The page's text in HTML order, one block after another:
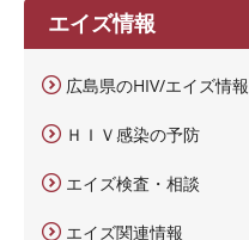
エイズ情報
広島県のHIV/エイズ情報
ＨＩＶ感染の予防
エイズ検査・相談
エイズ関連情報